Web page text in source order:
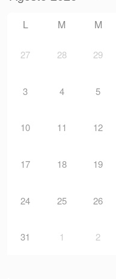
L M M
27 28 29
3 4 5
10 11 12
17 18 19
24 25 26
31 1 2